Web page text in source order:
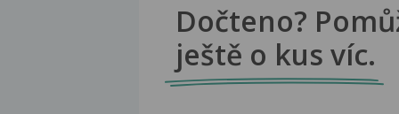
Dočteno?
ještě o kus víc.